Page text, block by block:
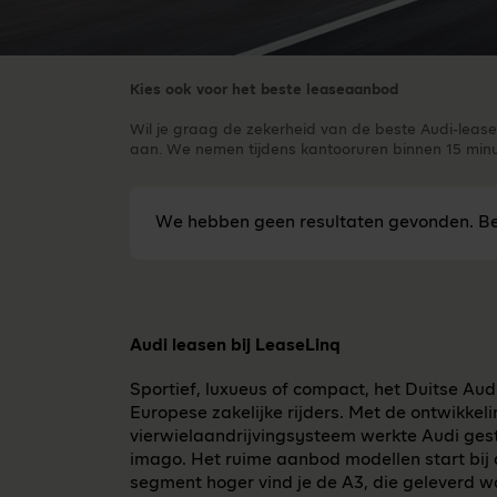
Kies ook voor het beste leaseaanbod
Wil je graag de zekerheid van de beste Audi-
aan. We nemen tijdens kantooruren binnen 15
We hebben geen resultaten gevonden.
Audi leasen bij LeaseLinq
Sportief, luxueus of compact, het Duitse
Europese zakelijke rijders. Met de
vierwielaandrijvingsysteem werkte Audi
imago. Het ruime aanbod modellen start bij
segment hoger vind je de A3, die geleverd